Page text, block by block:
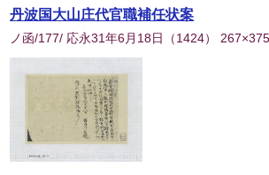
丹波国大山庄代官職補任状案
ノ函/177/ 応永31年6月18日 （1424）